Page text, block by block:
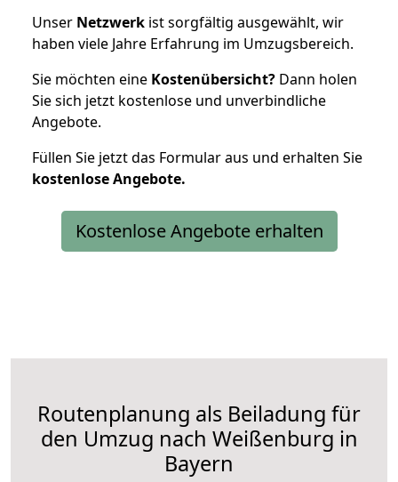
Unser Netzwerk ist sorgfältig ausgewählt, wir
haben viele Jahre Erfahrung im Umzugsbereich.
Sie möchten eine Kostenübersicht? Dann holen
Sie sich jetzt kostenlose und unverbindliche
Angebote.
Füllen Sie jetzt das Formular aus und erhalten Sie
kostenloseAngebote.
Kostenlose Angebote erhalten
Routenplanung als Beiladung für
den Umzug nach Weißenburg in
Bayern